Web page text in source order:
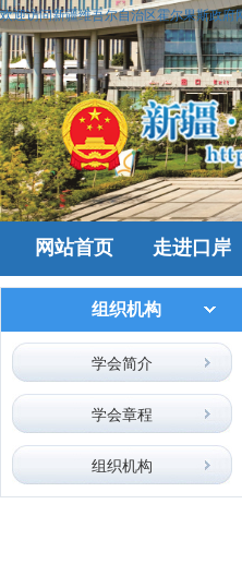
欢迎访问新疆维吾尔自治区霍尔果斯政府
网站首页 走进口岸
组织机构
学会简介
学会章程
组织机构